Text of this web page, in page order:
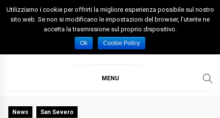
Skip
Spazio Foggia
Foggia News Calcio Eventi e Attività nella Capitanata
MENU
News San Severo
Utilizziamo i cookie per offrirti la migliore esperienza possibile sul nostro
sito web. Se non si modificano le impostazioni del browser, l'utente ne
accetta la trasmissione sul proprio dispositivo.
Ok Cookie Policy